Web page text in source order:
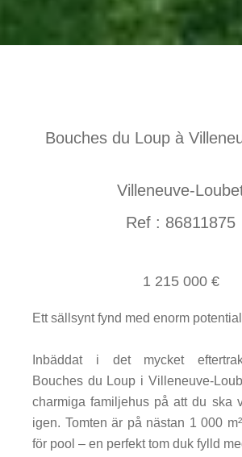
Bouches du Loup à
Villeneuve-
Ref : 86811875
1 215 000 €
Ett sällsynt fynd med enorm
Inbäddat i det mycket
Bouches du Loup i Villeneuve-
charmiga familjehus på att du ska
igen. Tomten är på nästan 1 000
för pool – en perfekt tom duk fylld